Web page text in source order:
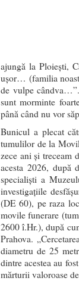
ajungă la Ploiești,
ușor… (familia
de vulpe
sunt morminte
până când nu vor
Bunicul a plecat
tumulilor de la
zece ani și
acesta 2026, după
specialiști a
investigațiile
(DE 60), pe raza
movile funerare
2600 î.Hr.), după
Prahova.
diametru de 25
dintre acestea au
mărturii valoroase